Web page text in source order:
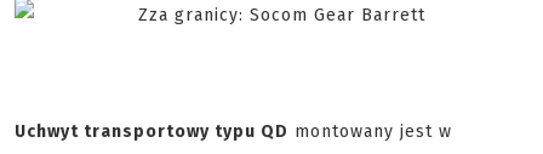
Uchwyt transportowy typu QD montowany jest w